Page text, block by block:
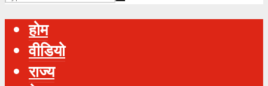
होम
वीडियो
राज्य